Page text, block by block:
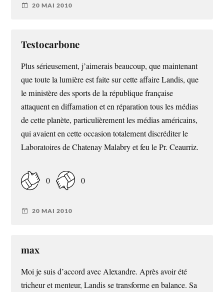
20 MAI 2010
Testocarbone
Plus sérieusement, j’aimerais beaucoup, que maintenant
que toute la lumière est faite sur cette affaire Landis, que
le ministère des sports de la république française
attaquent en diffamation et en réparation tous les médias
de cette planète, particulièrement les médias américains,
qui avaient en cette occasion totalement discréditer le
Laboratoires de Chatenay Malabry et feu le Pr. Ceaurriz.
0 0
20 MAI 2010
max
Moi je suis d’accord avec Alexandre. Après avoir été
tricheur et menteur, Landis se transforme en balance. Sa